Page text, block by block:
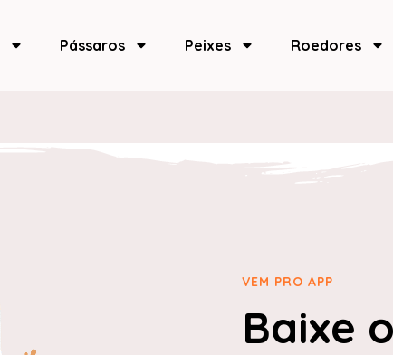
Pássaros Peixes Roedores
VEM PRO APP
Baixe